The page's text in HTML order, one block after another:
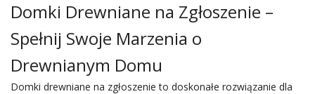
Domki Drewniane na Zgłoszenie –
Spełnij Swoje Marzenia o
Drewnianym Domu
Domki drewniane na zgłoszenie to doskonałe rozwiązanie dla